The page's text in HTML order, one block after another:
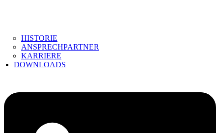
HISTORIE
ANSPRECHPARTNER
KARRIERE
DOWNLOADS